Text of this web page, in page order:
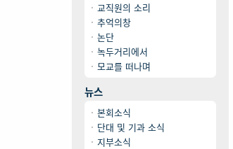
교직원의 소리
추억의창
논단
녹두거리에서
모교를 떠나며
뉴스
본회소식
단대 및 기과 소식
지부소식